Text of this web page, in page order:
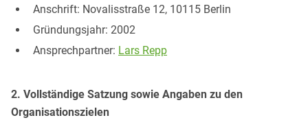
Anschrift: Novalisstraße 12, 10115 Berlin
Gründungsjahr: 2002
Ansprechpartner: Lars Repp
2. Vollständige Satzung sowie Angaben zu den
Organisationszielen